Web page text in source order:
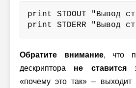
print STDOUT "Вывод
print STDERR "Вывод
Обратите внимание, что
дескриптора не ставится
«почему это так» – выходит